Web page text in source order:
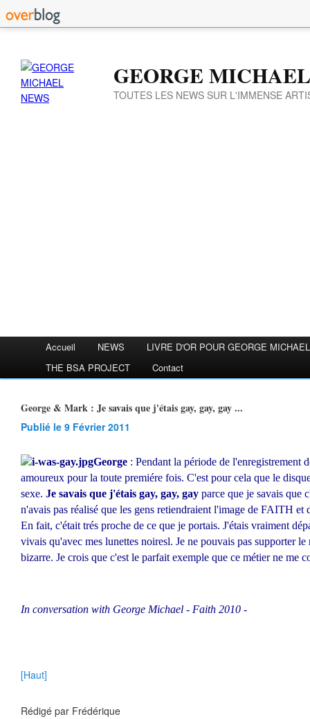
GEORGE
TOUTES LES NEWS SUR L'IMMENSE
Accueil NEWS
LIVRE D'OR POUR GEORGE MICHAEL
THE BSA PROJECT
Contact
George & Mark : Je savais que j'étais gay, gay, gay ...
Publié le 9 Février 2011
George : Pendant la période de l'enregistrement
amoureux pour la toute premiére fois. C'est pour cela que le
sexe. Je savais que j'étais gay, gay, gay parce que je savais que
n'avais pas réalisé que les gens retiendraient l'image de FAITH
En fait, c'était trés proche de ce que je portais. J'étais vraiment
vivais qu'avec mes lunettes noiresl. Je ne pouvais pas supporter le
bizarre. Je crois que c'est le parfait exemple que ce métier ne me
In conversation with George Michael - Faith 2010 -
[Haut]
Rédigé par Frédérique